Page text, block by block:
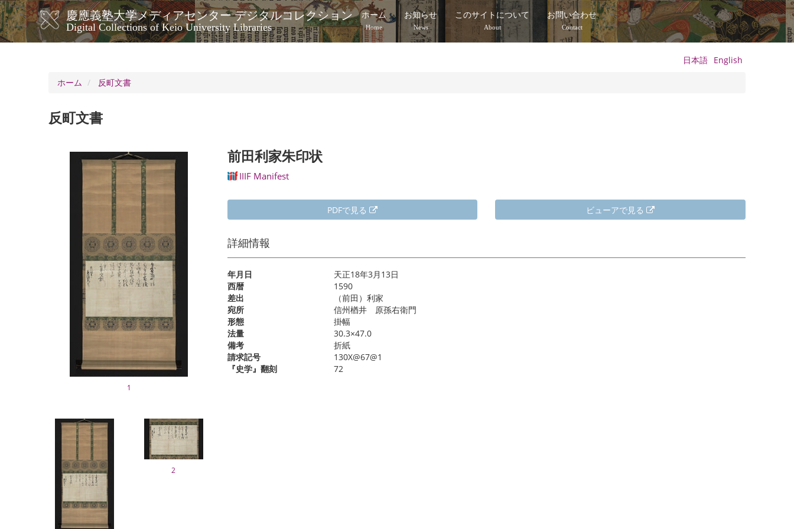
メ
イ
ン
コ
慶應義塾大学メディアセンター デジタルコレクション
Digital Collections of Keio University Libraries
メ
イ
ビ
ー
シ
ホーム
Home
お知らせ
News
このサイトについて
About
お問い合わせ
Contact
日本語 English
ホーム
反町文書
反町文書
1
2
前田利家朱印状
IIIF Manifest
PDFで見る ビューアで見る
詳細情報
年月日
天正18年3月13日
西暦
1590
差出
（前田）利家
宛所
信州楢井 原孫右衛門
形態
掛幅
法量
30.3×47.0
備考
折紙
請求記号
130X@67@1
『史学』翻刻
72